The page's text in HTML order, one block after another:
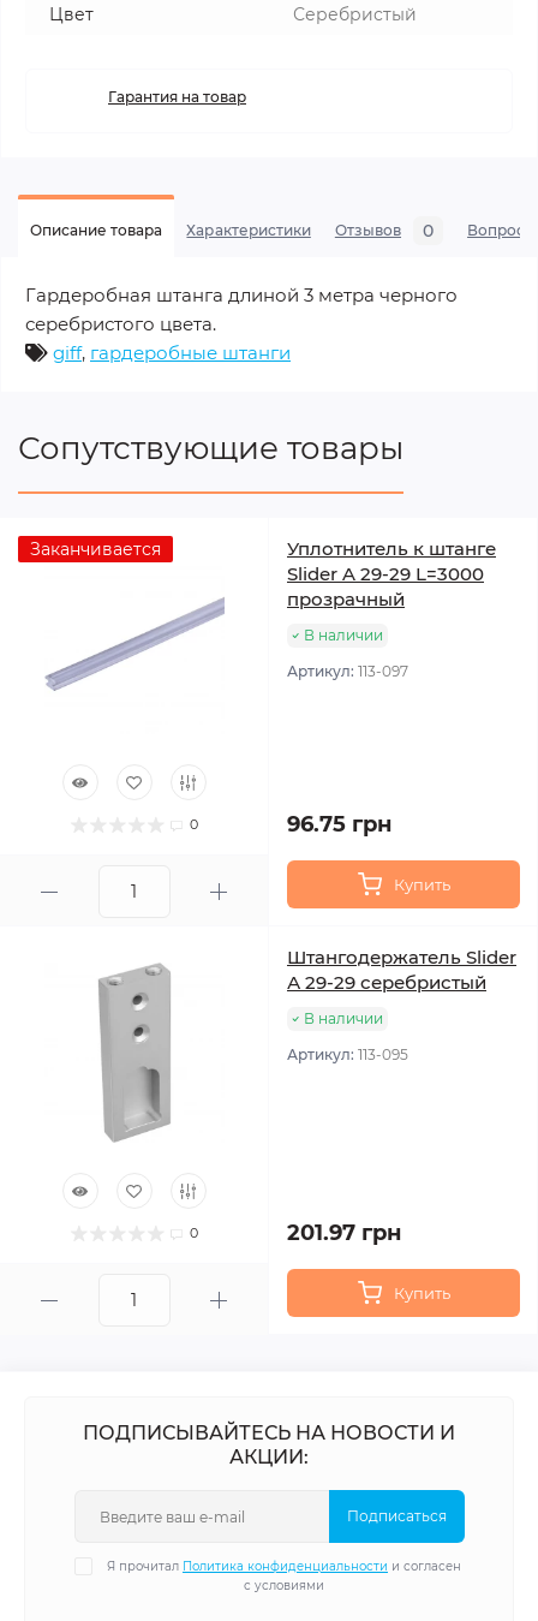
Цвет
Серебристый
Гарантия на товар
Описание товара Характеристики Отзывов 0 Вопросы
Гардеробная штанга длиной 3 метра черного
серебристого цвета.
giff, гардеробные штанги
Сопутствующие товары
Заканчивается
0
Уплотнитель к штанге
Slider A 29-29 L=3000
прозрачный
В наличии
Артикул: 113-097
96.75 грн
Купить
0
Штангодержатель Slider
А 29-29 серебристый
В наличии
Артикул: 113-095
201.97 грн
Купить
ПОДПИСЫВАЙТЕСЬ НА НОВОСТИ И
АКЦИИ:
Подписаться
Я прочитал Политика конфиденциальности и согласен
с условиями